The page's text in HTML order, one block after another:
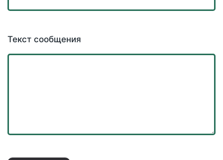
Текст сообщения